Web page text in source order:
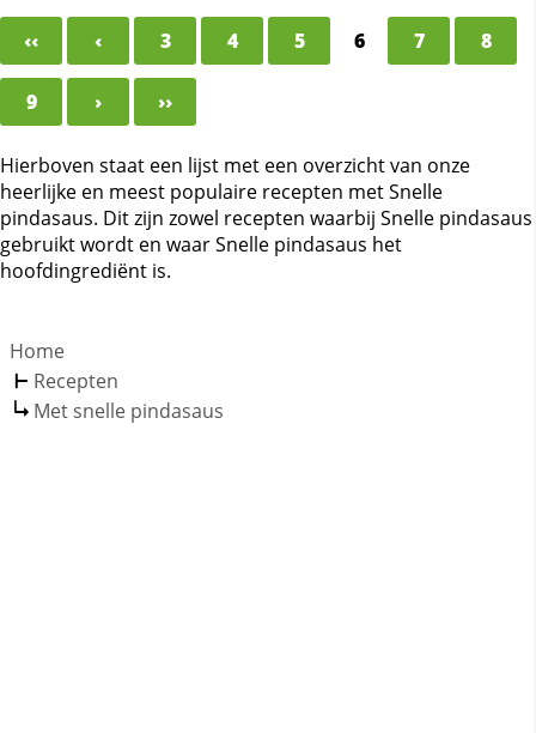
‹‹ ‹ 3 4 5 6 7 8
9 › ››
Hierboven staat een lijst met een overzicht van onze
heerlijke en meest populaire recepten met Snelle
pindasaus. Dit zijn zowel recepten waarbij Snelle pindasaus
gebruikt wordt en waar Snelle pindasaus het
hoofdingrediënt is.
Home
Recepten
Met snelle pindasaus